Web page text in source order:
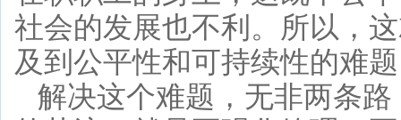
社会的发展也不利。所以，
及到公平性和可持续性的难
解决这个难题，无非两条